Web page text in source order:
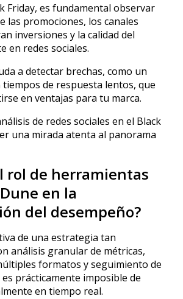
Friday, es fundamental observar
las promociones, los canales
inversiones y la calidad del
en redes sociales.
a detectar brechas, como un
de respuesta lentos, que
en ventajas para tu marca.
de redes sociales en el Black
una mirada atenta al panorama
rol de herramientas
en la
del desempeño?
de una estrategia tan
análisis granular de métricas,
formatos y seguimiento de
prácticamente imposible de
en tiempo real.